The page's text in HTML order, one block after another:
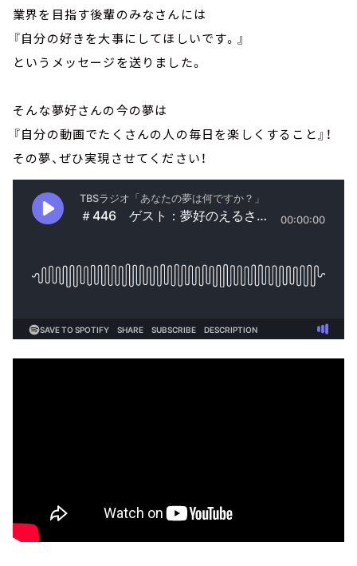
業界を目指す後輩のみなさんには
『自分の好きを大事にしてほしいです。』
というメッセージを送りました。
そんな夢好さんの今の夢は
『自分の動画でたくさんの人の毎日を楽しくすること』！
その夢、ぜひ実現させてください！